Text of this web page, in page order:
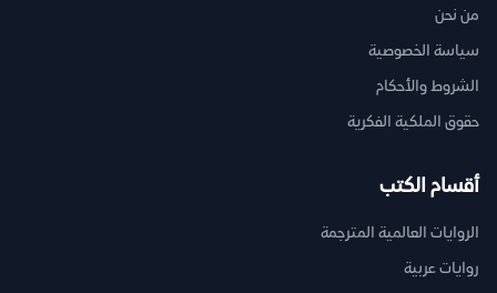
من نحن
سياسة الخصوصية
الشروط والأحكام
حقوق الملكية الفكرية
أقسام الكتب
الروايات العالمية المترجمة
روايات عربية